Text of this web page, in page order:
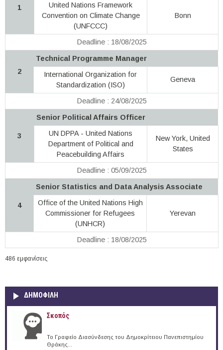
1
United Nations Framework
Convention on Climate Change
(UNFCCC)
Bonn
Deadline : 18/08/2025
2
Technical Programme Manager
International Organization for
Standardization (ISO)
Geneva
Deadline : 24/08/2025
3
Senior Political Affairs Officer
UN DPPA - United Nations
Department of Political and
Peacebuilding Affairs
New York, United
States
Deadline : 05/09/2025
4
Senior Statistics and Data Analysis Associate
Office of the United Nations High
Commissioner for Refugees
(UNHCR)
Yerevan
Deadline : 18/08/2025
486 εμφανίσεις
ΔΗΜΟΦΙΛΗ
Σκοπός
Το Γραφείο Διασύνδεσης του Δημοκρίτειου Πανεπιστημίου
Θράκης...